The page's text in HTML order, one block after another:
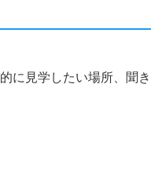
に見学したい場所、聞き